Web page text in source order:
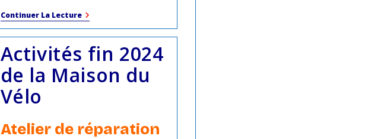
Continuer La LectureBus
Et
Activités fin 2024
de la Maison du
Vélo
Atelier de réparation